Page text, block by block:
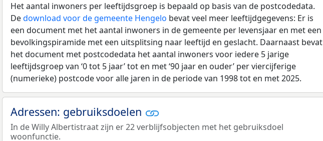
Het aantal inwoners per leeftijdsgroep is bepaald op basis van de postcodedata.
Dedownload voor de gemeente Hengelo bevat veel meer leeftijdgegevens: Er is
een document met het aantal inwoners in de gemeente per levensjaar en met een
bevolkingspiramide met een uitsplitsing naar leeftijd en geslacht. Daarnaast bevat
het document met postcodedata het aantal inwoners voor iedere 5 jarige
leeftijdsgroep van ‘0 tot 5 jaar’ tot en met ‘90 jaar en ouder’ per viercijferige
(numerieke) postcode voor alle jaren in de periode van 1998 tot en met 2025.
Adressen: gebruiksdoelen
In de Willy Albertistraat zijn er 22 verblijfsobjecten met het gebruiksdoel
woonfunctie.